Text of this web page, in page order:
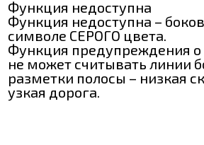
Функция недоступна
Функция недоступна –
символе СЕРОГО цвета.
Функция предупреждения о
не может считывать линии
разметки полосы – низкая
узкая дорога.